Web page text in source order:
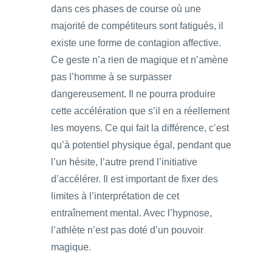
dans ces phases de course où une
majorité de compétiteurs sont fatigués, il
existe une forme de contagion affective.
Ce geste n’a rien de magique et n’amène
pas l’homme à se surpasser
dangereusement. Il ne pourra produire
cette accélération que s’il en a réellement
les moyens. Ce qui fait la différence, c’est
qu’à potentiel physique égal, pendant que
l’un hésite, l’autre prend l’initiative
d’accélérer. Il est important de fixer des
limites à l’interprétation de cet
entraînement mental. Avec l’hypnose,
l’athlète n’est pas doté d’un pouvoir
magique.